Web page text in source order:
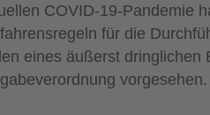
COVID-19-Pandemie
für die
eines äußerst dringlichen
vorgesehen.